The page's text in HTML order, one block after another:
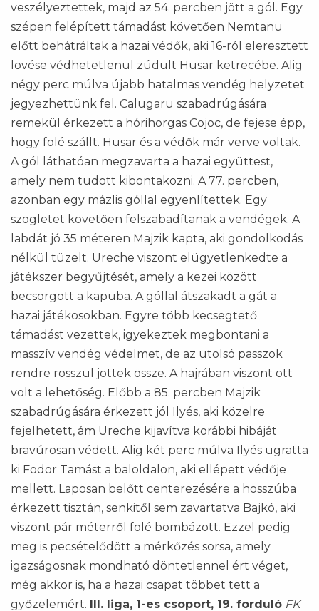
veszélyeztettek, majd az 54. percben jött a gól. Egy
szépen felépített támadást követően Nemtanu
előtt behátráltak a hazai védők, aki 16-ról eleresztett
lövése védhetetlenül zúdult Husar ketrecébe. Alig
négy perc múlva újabb hatalmas vendég helyzetet
jegyezhettünk fel. Calugaru szabadrúgására
remekül érkezett a hórihorgas Cojoc, de fejese épp,
hogy fölé szállt. Husar és a védők már verve voltak.
A gól láthatóan megzavarta a hazai együttest,
amely nem tudott kibontakozni. A 77. percben,
azonban egy mázlis góllal egyenlítettek. Egy
szögletet követően felszabadítanak a vendégek. A
labdát jó 35 méteren Majzik kapta, aki gondolkodás
nélkül tüzelt. Ureche viszont elügyetlenkedte a
játékszer begyűjtését, amely a kezei között
becsorgott a kapuba. A góllal átszakadt a gát a
hazai játékosokban. Egyre több kecsegtető
támadást vezettek, igyekeztek megbontani a
masszív vendég védelmet, de az utolsó passzok
rendre rosszul jöttek össze. A hajrában viszont ott
volt a lehetőség. Előbb a 85. percben Majzik
szabadrúgására érkezett jól Ilyés, aki közelre
fejelhetett, ám Ureche kijavítva korábbi hibáját
bravúrosan védett. Alig két perc múlva Ilyés ugratta
ki Fodor Tamást a baloldalon, aki ellépett védője
mellett. Laposan belőtt centerezésére a hosszúba
érkezett tisztán, senkitől sem zavartatva Bajkó, aki
viszont pár méterről fölé bombázott. Ezzel pedig
meg is pecsételődött a mérkőzés sorsa, amely
igazságosnak mondható döntetlennel ért véget,
még akkor is, ha a hazai csapat többet tett a
győzelemért. III. liga, 1-es csoport, 19. forduló FK